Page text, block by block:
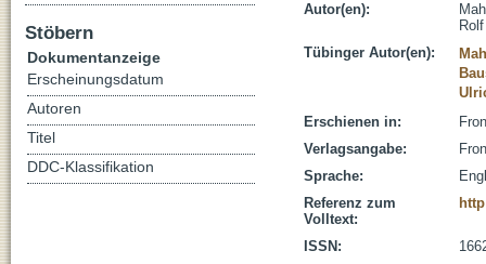
Autor(en):
Rolf
Tübinger Autor(en):
Erschienen in:
Verlagsangabe:
Sprache:
Referenz zum
Volltext:
ISSN:
Stöbern
Dokumentanzeige
Erscheinungsdatum
Autoren
Titel
DDC-Klassifikation